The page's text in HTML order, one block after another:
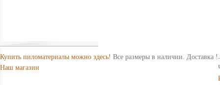
Купить пиломатериалы можно здесь! Все размеры в наличии. Доставка !
Наш магазин